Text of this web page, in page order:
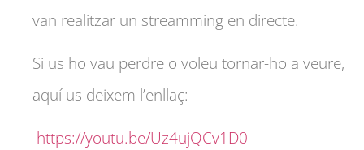
van realitzar un streamming en directe.
Si us ho vau perdre o voleu tornar-ho a veure,
aquí us deixem l’enllaç:
https://youtu.be/Uz4ujQCv1D0